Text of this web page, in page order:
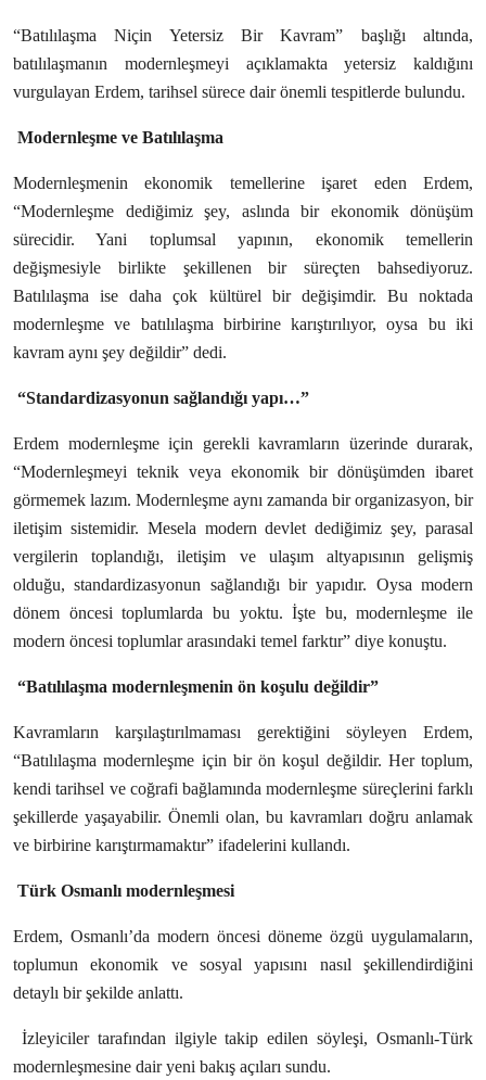
Dernek
E-GAZETE
“Batılılaşma Niçin Yetersiz Bir Kavram” başlığı altında,
batılılaşmanın modernleşmeyi açıklamakta yetersiz kaldığını
vurgulayan Erdem, tarihsel sürece dair önemli tespitlerde bulundu.
Modernleşme ve Batılılaşma
Modernleşmenin ekonomik temellerine işaret eden Erdem,
“Modernleşme dediğimiz şey, aslında bir ekonomik dönüşüm
sürecidir. Yani toplumsal yapının, ekonomik temellerin
değişmesiyle birlikte şekillenen bir süreçten bahsediyoruz.
Batılılaşma ise daha çok kültürel bir değişimdir. Bu noktada
modernleşme ve batılılaşma birbirine karıştırılıyor, oysa bu iki
kavram aynı şey değildir” dedi.
“Standardizasyonun sağlandığı yapı…”
Erdem modernleşme için gerekli kavramların üzerinde durarak,
“Modernleşmeyi teknik veya ekonomik bir dönüşümden ibaret
görmemek lazım. Modernleşme aynı zamanda bir organizasyon, bir
iletişim sistemidir. Mesela modern devlet dediğimiz şey, parasal
vergilerin toplandığı, iletişim ve ulaşım altyapısının gelişmiş
olduğu, standardizasyonun sağlandığı bir yapıdır. Oysa modern
dönem öncesi toplumlarda bu yoktu. İşte bu, modernleşme ile
modern öncesi toplumlar arasındaki temel farktır” diye konuştu.
“Batılılaşma modernleşmenin ön koşulu değildir”
Kavramların karşılaştırılmaması gerektiğini söyleyen Erdem,
“Batılılaşma modernleşme için bir ön koşul değildir. Her toplum,
kendi tarihsel ve coğrafi bağlamında modernleşme süreçlerini farklı
şekillerde yaşayabilir. Önemli olan, bu kavramları doğru anlamak
ve birbirine karıştırmamaktır” ifadelerini kullandı.
Türk Osmanlı modernleşmesi
Erdem, Osmanlı’da modern öncesi döneme özgü uygulamaların,
toplumun ekonomik ve sosyal yapısını nasıl şekillendirdiğini
detaylı bir şekilde anlattı.
İzleyiciler tarafından ilgiyle takip edilen söyleşi, Osmanlı-Türk
modernleşmesine dair yeni bakış açıları sundu.